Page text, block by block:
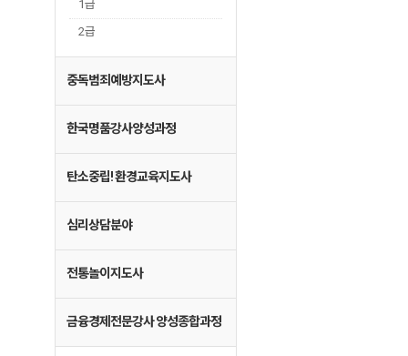
1급
2급
중독범죄예방지도사
한국명품강사양성과정
탄소중립! 환경교육지도사
심리상담분야
전통놀이지도사
금융경제전문강사 양성종합과정